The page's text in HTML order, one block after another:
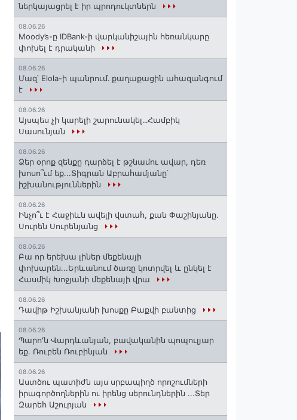
ներկայացրել է իր պրոդուկտներն
08.06.26
Moody’s-ը IDBank-ի վարկանիշային հեռանկարը
փոխել է դրականի
08.06.26
Մազ՝ Elola-ի պանրում․ քաղաքացին ահազանգում
է
08.06.26
Այսպես չի կարելի շարունակել․․․Համբիկ
Սասունյան
08.06.26
Ձեր օրոք զենքը դարձել է թշնամու ավար, դեռ
խոսո՞ւմ եք...Տիգրան Աբրահամյանը՝
իշխանություններին
08.06.26
Ինչո՞ւ է Հաջիևն ավելի վստահ, քան Փաշինյանը․
Սուրեն Սուրենյանց
08.06.26
Բա որ երեխա լիներ մեքենայի
փոխարեն...Երևանում ծառը կոտրվել և ընկել է
Հասմիկ Խոջյանի մեքենայի վրա
08.06.26
Դավիթ Իշխանյանի խոսքը Բաքվի բանտից
08.06.26
Պարո'ն Վարդևանյան, բավականին պոպուլյար
եք. Ռուբեն Ռուբինյան
08.06.26
Աստծու պատիժն այս սրբապիղծ որոշումների
իրագործողներին ու իրենց սերունդներին ...Տեր
Զարեհ Աշուրյան